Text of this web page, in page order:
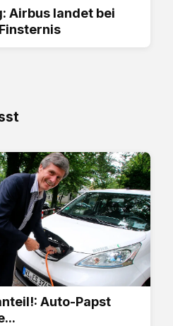
Airbus landet bei
Auto-Papst